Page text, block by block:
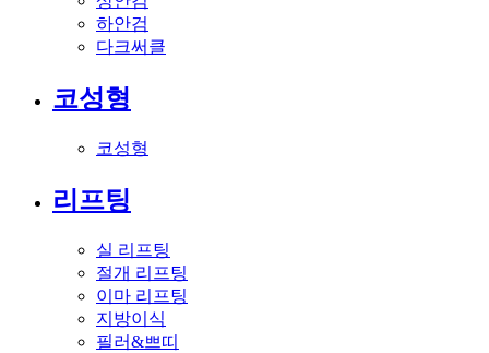
하안검
다크써클
코성형
코성형
리프팅
실 리프팅
절개 리프팅
이마 리프팅
지방이식
필러&쁘띠